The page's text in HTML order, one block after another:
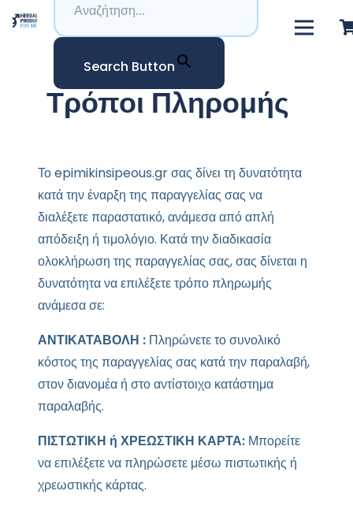
Search Button
Τρόποι Πληρομής
Το epimikinsipeous.gr σας δίνει τη δυνατότητα
κατά την έναρξη της παραγγελίας σας να
διαλέξετε παραστατικό, ανάμεσα από απλή
απόδειξη ή τιμολόγιο. Κατά την διαδικασία
ολοκλήρωση της παραγγελίας σας, σας δίνεται η
δυνατότητα να επιλέξετε τρόπο πληρωμής
ανάμεσα σε:
ΑΝΤΙΚΑΤΑΒΟΛΗ : Πληρώνετε το συνολικό
κόστος της παραγγελίας σας κατά την παραλαβή,
στον διανομέα ή στο αντίστοιχο κατάστημα
παραλαβής.
ΠΙΣΤΩΤΙΚΗ ή ΧΡΕΩΣΤΙΚΗ ΚΑΡΤΑ: Μπορείτε
να επιλέξετε να πληρώσετε μέσω πιστωτικής ή
χρεωστικής κάρτας.